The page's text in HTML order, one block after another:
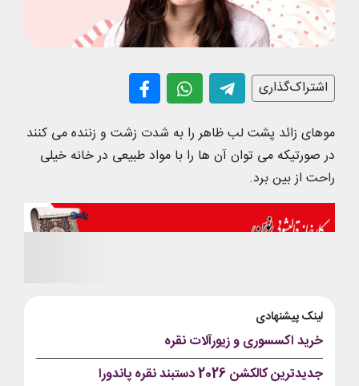
اشتراک‌گذاری
موهای زائد پشت لب ظاهر را به شدت زشت و زننده می کنند
در صورتیکه می توان آن ها را با مواد طبیعی در خانه خیلی
راحت از بین برد.
لینک پیشنهادی
خرید اکسسوری و زیورآلات نقره
جدیدترین کالکشن 2026 دستبند نقره پاندورا